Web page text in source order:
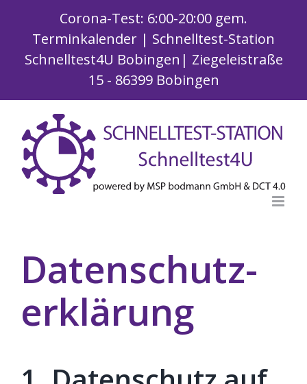
springen
Corona-Test: 6:00-20:00 gem.
Terminkalender | Schnelltest-Station
Schnelltest4U Bobingen| Ziegeleistraße
15 - 86399 Bobingen
Datenschutz­
erklärung